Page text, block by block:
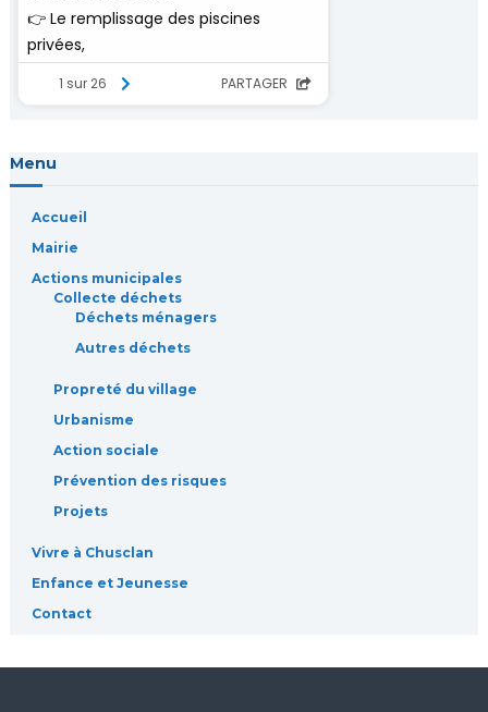
Menu
Accueil
Mairie
Actions municipales
Collecte déchets
Déchets ménagers
Autres déchets
Propreté du village
Urbanisme
Action sociale
Prévention des risques
Projets
Vivre à Chusclan
Enfance et Jeunesse
Contact